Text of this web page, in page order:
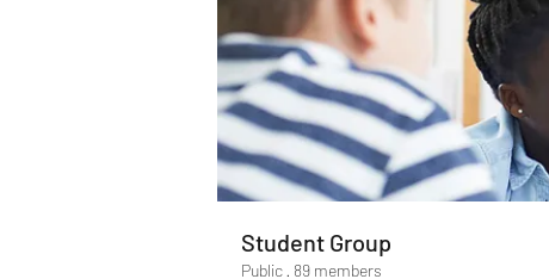
Student Group
Public · 89 members